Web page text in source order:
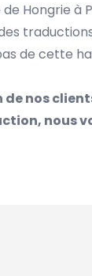
Hongrie à
de cette
nos
nous